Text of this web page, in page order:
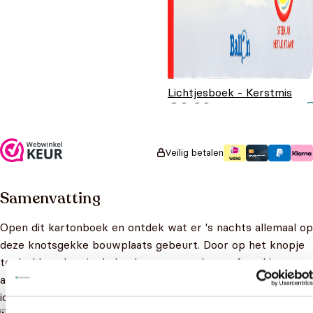
Lichtjesboek - Kerstmis
€ 9,99
Veilig betalen
Samenvatting
Open dit kartonboek en ontdek wat er 's nachts allemaal op
deze knotsgekke bouwplaats gebeurt. Door op het knopje
te drukken, kun je de koplampen van de graafmachine
aansteken of de sterren aan de hemel laten schijnen. Een
ideaal boek voor het slapengaan!